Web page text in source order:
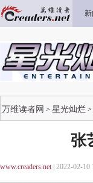
新
万维读者网 > 星光灿烂 >
张
www.creaders.net| 2022-02-10